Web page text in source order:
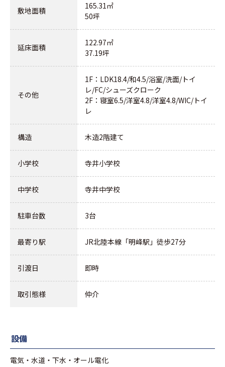
敷地面積
165.31㎡
50坪
延床面積
122.97㎡
37.19坪
その他
1F：LDK18.4/和4.5/浴室/洗面/トイ
レ/FC/シューズクローク
2F：寝室6.5/洋室4.8/洋室4.8/WIC/トイ
レ
構造 木造2階建て
小学校 寺井小学校
中学校 寺井中学校
駐車台数 3台
最寄り駅 JR北陸本線「明峰駅」徒歩27分
引渡日 即時
取引態様 仲介
設備
電気・水道・下水・オール電化